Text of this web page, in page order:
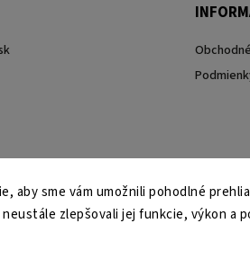
aby sme vám umožnili pohodlné
zlepšovali jej funkcie, výkon a